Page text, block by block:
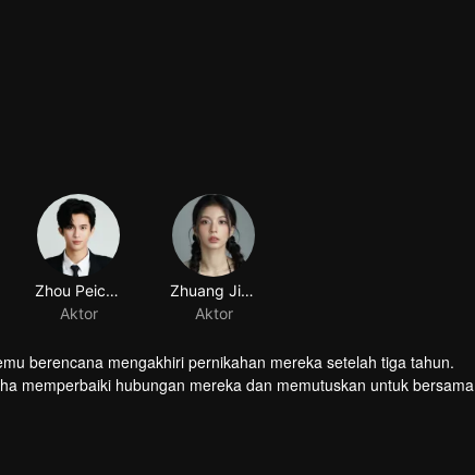
berencana mengakhiri pernikahan mereka setelah tiga tahun.
memperbaiki hubungan mereka dan memutuskan untuk bersama